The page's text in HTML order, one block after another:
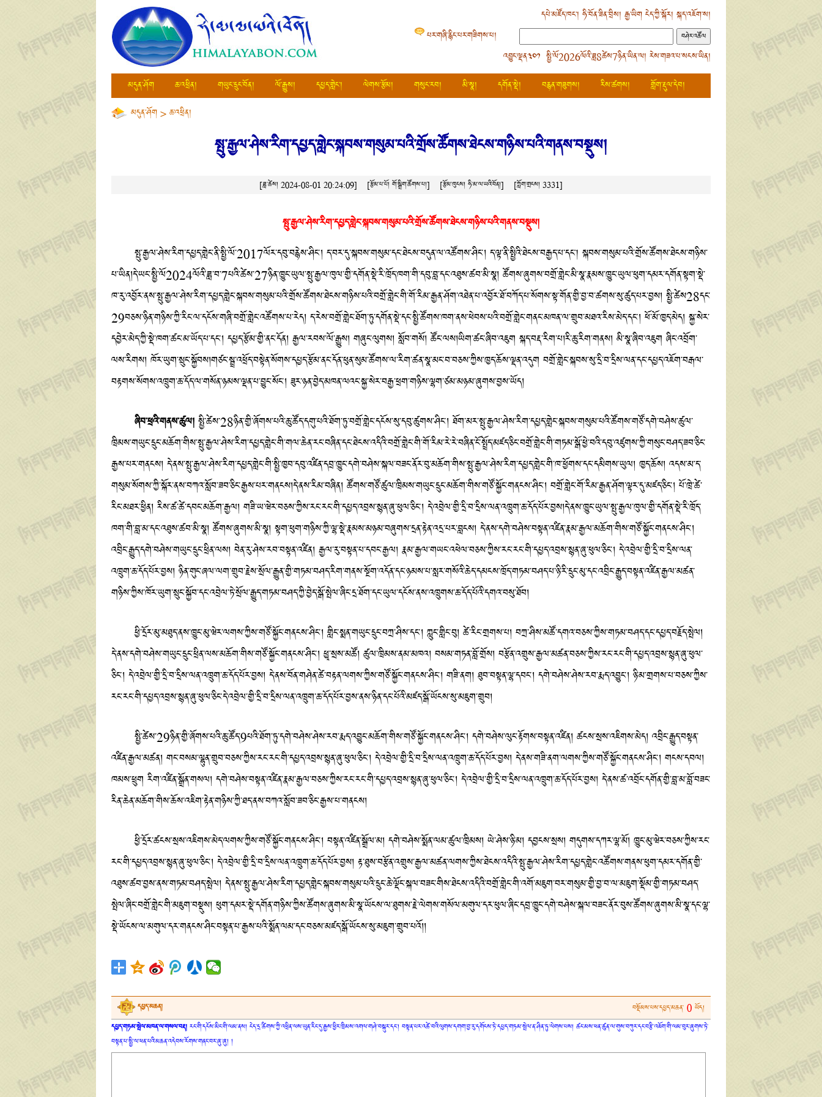
དཔེ་མཛོད་ཁང་། ཧི་བོན་ཟིན་བྲིས། རྒྱ་ཡིགངེད་ཀྱི་སྐོར། སྐད་འཇོག་ས།
པར་གཞི་རྙིང་པར་གཟིགས་པ།
འབྱུང་ལྡན༣༠༡ སྤྱི་ལོ2026ལོའི་ཟླ8ཚེས7ཉིན་ཡིན་ལ། རེས་གཟའ་པ་སངས་ཡིན།
མདུན་ཤོག
ཆ་འཕྲིན། གཡུང་དྲུང་བོན། ལོ་རྒྱུས། དཔྱད་གླེང་། ལེགས་རྩོམ། གསུང་རབ། མི་སྣ། དགོན་སྡེ། བརྙན་གཟུགས། རིས་ཚགས།
གློག་རྡུལ་དེབ།
མདུན་ཤོག>ཆ་འཕྲིན།
སྤུ་རྒྱལ་ཤེས་རིག་དཔྱད་གླེང་སྐབས་གསུམ་པའི་གྲོས་ཚོགས་ཐེངས་གཉིས་པའི་གནས་བསྡུས།
[ཟླ་ཚེས། 2024-08-01 20:24:09] [རྩོམ་པ་པོ། གོ་སྒྲིག་ཚོགས་པ།] [རྩོམ་ཁུངས། ཧི་མ་ལ་ཡའི་བོན།] [ཀློག་གྲངས། 3331]
སྤུ་རྒྱལ་ཤེས་རིག་དཔྱད་གླེང་སྐབས་གསུམ་པའི་གྲོས་ཚོགས་ཐེངས་གཉིས་པའི་གནས་བསྡུས།
སྤུ་རྒྱལ་ཤེས་རིག་དཔྱད་གླེང་ནི་སྤྱི་ལོ་2017ལོར་དབུ་བརྙེས་ཤིང་། ད་བར་དུ་སྐབས་གསུམ་དང་ཐེངས་བདུན་ལ་འཚོགས་ཤིང་། ད་ལྟ་ནི་སྤྱིའི་ཐེངས་བརྒྱད་པ་དང། སྐབས་གསུམ་པའི་གྲོས་ཚོགས་ཐེངས་གཉིས་
པ་ཡིན།དེ་ཡང་སྤྱི་ལོ2024ལོའི་ཟླ་བ་7པའི་ཚེས་27ཉིན་ཁྱུང་ཡུལ་སྤུ་རྒྱལ་ཁུལ་གྱི་དགོན་སྡེ་རི་ཁྲོད་ཁག་གི་དབུ་བླ་དང་འཐུས་ཚབ་མི་སྣ། ཚོགས་ཞུགས་བགྲོ་གླེང་མི་སྣ་རྣམས་ཁྱུང་ཡུལ་ཕུག་དམར་དགོན་སྟག་སྡེ་
ཁ་རུ་འབྱོར་ནས་སྤུ་རྒྱལ་ཤེས་རིག་དཔྱད་གླེང་སྐབས་གསུམ་པའི་གྲོས་ཚོགས་ཐེངས་གཉིས་པའི་བགྲོ་གླེང་གི་གོ་རིམ་རྒྱན་ཤོག་འཐེན་པ་འབྱོར་ཐོ་བཀོད་པ་སོགས་སྟ་གོན་གྱི་བྱ་བ་ཚགས་སུ་ཚུད་པར་བྱས། སྤྱི་ཚེས28དང་
29བཅས་ཉིན་གཉིས་ཀྱི་རིང་ལ་དངོས་གཞི་བགྲོ་གླེང་འཚོགས་པ་རེད། ད་རེས་བགྲོ་གླེང་ཐོག་ཏུ་དགོན་སྡེ་དང་སྤྱི་ཚོགས་ཁག་ནས་ཕེབས་པའི་བགྲོ་གླེང་གནང་མཁན་ལ་གྲུབ་མཐའ་རིས་མེད་དང་། ཕོ་མོ་ཁྱད་མེད། སྐྱ་སེར་
དབྱེར་མེད་ཀྱི་སྡེ་ཁག་ཚང་མ་ཡོད་པ་དང་། དཔྱད་རྩོམ་གྱི་ནང་དོན། རྒྱལ་རབས་ལོ་རྒྱུས། གཞུང་ལུགས། སློབ་གསོ། ཚོང་ལས།ཡིག་ཚང་ཞིབ་འཇུག སྐད་བརྡ་རིག་པ།རི་ཆུ་རིག་གནས། མི་སྣ་ཞིབ་འཇུག ཞིང་འབྲོག་
ལས་རིགས། ཁོར་ཡུག་སྲུང་སྐྱོབས།གཙང་སྦྲ་འཕྲོད་བསྟེན་སོགས་དཔྱད་རྩོམ་ནང་དོན་ཕུན་སུམ་ཚོགས་ལ་རིག་ཚན་སྣ་མང་བ་བཅས་ཀྱིས་ཁྱད་ཆོས་ལྡན་འདུག བགྲོ་གླེང་སྐབས་སུ་དྲི་བ་དྲིས་ལན་དང་དཔྱད་འཇོག་བརྒལ་
བརྟགས་སོགས་འཁྲུག་ཆ་དོད་ལ་གསོན་ཉམས་ལྡན་པ་བྱུང་སོང་། ཟུར་ཉན་བྱེད་མཁན་ལའང་སྐྱ་སེར་བརྒྱ་ཕྲག་གཉིས་ལྷག་ཙམ་མཉམ་ཞུགས་བྱས་ཡོད།
ཞིབ་ཕྲའི་གནས་ཚུལ།སྤྱི་ཚེས་28ཉིན་གྱི་ཞོགས་པའི་ཆུ་ཚོད་དགུ་པའི་ཐོག་ཏུ་བགྲོ་གླེང་དངོས་སུ་དབུ་ཚུགས་ཤིང་། ཐོག་མར་སྤུ་རྒྱལ་ཤེས་རིག་དཔྱད་གླེང་སྐབས་གསུམ་པའི་ཚོགས་གཙོ་དགེ་བཤེས་ཚུལ་
ཁྲིམས་གཡུང་དྲུང་མཆོག་གིས་སྤུ་རྒྱལ་ཤེས་རིག་དཔྱད་གླེང་གི་གལ་ཆེན་རང་བཞིན་དང་ཐེངས་འདིའི་བགྲོ་གླེང་གི་གོ་རིམ་རེ་རེ་བཞིན་ངོ་སྤྲོད་མཛད་ཅིང་བགྲོ་གླེང་གི་གཏམ་སྒོ་ཕྱེ་བའི་དབུ་འཛུགས་ཀྱི་གསུང་བཤད་ཟབ་ཅིང་
རྒྱས་པར་གནངས། དེ་ནས་སྤུ་རྒྱལ་ཤེས་རིག་དཔྱད་གླེང་གི་སྤྱི་ཁྱབ་དབུ་འཛིན་དབྲ་ཁྱུང་དགེ་བཤེས་སྐལ་བཟང་ནོར་བུ་མཆོག་གིས་སྤུ་རྒྱལ་ཤེས་རིག་དཔྱད་གླེང་གི་ཁ་ཕྱོགས་དང་དམིགས་ཡུལ། ཁྱད་ཆོས། འདས་མ་ད་
གསུམ་སོགས་ཀྱི་སྐོར་ནས་བཀའ་སློབ་ཟབ་ཅིང་རྒྱས་པར་གནངས།དེ་ནས་རིམ་བཞིན། ཚོགས་གཙོ་ཚུལ་ཁྲིམས་གཡུང་དྲུང་མཆོག་གིས་གཙོ་སྐྱོང་གནངས་ཤིང་། བགྲོ་གླེང་གོ་རིམ་རྒྱན་ཤོག་ལྟར་དུ་མཛད་ཅིང་། པོ་ཁྲེ་ཚེ་
རིང་མཐར་ཕྱིན། རིས་ཚ་ཚེ་དབང་མཆོག་རྒྱལ། གཟི་ཡ་ཝེར་བཅས་ཀྱིས་རང་རང་གི་དཔྱད་འབྲས་སྙན་ཞུ་ཕུལ་ཅིང་། དེ་འབྲེལ་གྱི་དྲི་བ་དྲིས་ལན་འཁྲུག་ཆ་དོད་པོར་བྱས།དེ་ནས་ཁྱུང་ཡུལ་སྤུ་རྒྱལ་ཁུལ་གྱི་དགོན་སྡེ་རི་ཁྲོད་
ཁག་གི་བླ་མ་དང་འཐུས་ཚབ་མི་སྣ། ཚོགས་ཞུགས་མི་སྣ། སྟག་ཕུག་གཉིས་ཀྱི་ལྷ་སྡེ་རྣམས་མཉམ་བཞུགས་དྲན་རྟེན་འདྲ་པར་བླངས། དེ་ནས་དགེ་བཤེས་བསྟན་འཛིན་རྣམ་རྒྱལ་མཆོག་གིས་གཙོ་སྐྱོང་གནངས་ཤིང་།
འབྲིང་རྒྱུད་དགེ་བཤེས་གཡུང་དྲུང་ཕྲིན་ལས། བེན་རུ་ཤེས་རབ་བསྟན་འཛིན། རྒྱལ་རུ་བསྟན་པ་དབང་རྒྱལ། རྣམ་རྒྱལ་གཡང་འཕེལ་བཅས་ཀྱིས་རང་རང་གི་དཔྱད་འབྲས་སྙན་ཞུ་ཕུལ་ཅིང་། དེ་འབྲེལ་གྱི་དྲི་བ་དྲིས་ལན་
འཁྲུག་ཆ་དོད་པོར་བྱས། ཉིན་གུང་ཞལ་ལག་གྲུབ་རྗེས་སྲོལ་རྒྱུན་གྱི་གཏམ་བཤད་རིག་གནས་སྔོག་འདོན་དང་ཉམས་པ་སླར་གསོའི་ཆེད་དམངས་ཁྲོད་གཏམ་བཤད་པ་ཉི་རི་དྲུང་མུ་དང་འབྲིང་རྒྱུད་བསྟན་འཛིན་རྒྱལ་མཚན་
གཉིས་ཀྱིས་ཁོར་ཡུག་སྲུང་སྐྱོབ་དང་འབྲེལ་ཏེ་སྲོལ་རྒྱུད་གཏམ་བཤད་ཀྱི་བྱེད་སྒོ་སྤེལ་ཞིང་དྲ་ཐོག་དང་ཡུལ་དངོས་ནས་འཁྲུགས་ཆ་དོད་པོའི་དགའ་བསུ་ཐོབ།
ཕྱི་དྲོར་མུ་མཐུད་ནས་ཁྱུང་མུ་ཝེར་ལགས་ཀྱིས་གཙོ་སྐྱོང་གནངས་ཤིང་། གླིང་སྨན་གཡུང་དྲུང་བཀྲ་ཤིས་དང་། ཀླུང་གླིང་བུ། ཚེ་རིང་གྲགས་པ། བཀྲ་ཤིས་མཚོ་དགའ་བཅས་ཀྱིས་གཏམ་བཤད་དང་དཔྱད་བརྗོད་སྤེལ།
དེ་ནས་དགེ་བཤེས་གཡུང་དྲུང་ཕྲིན་ལས་མཆོག་གིས་གཙོ་སྐྱོང་གནངས་ཤིང་། ཕྱྭ་སྲས་མཚོ། ཚུལ་ཁྲིམས་ནམ་མཁའ། བསམ་གཏན་བློ་གྲོས། བརྩོན་འགྲུས་རྒྱལ་མཚན་བཅས་ཀྱིས་རང་རང་གི་དཔྱད་འབྲས་སྙན་ཞུ་ཕུལ་
ཅིང་། དེ་འབྲེལ་གྱི་དྲི་བ་དྲིས་ལན་འཁྲུག་ཆ་དོད་པོར་བྱས། དེ་ནས་བོན་གཤེན་ཚེ་བརྟན་ལགས་ཀྱིས་གཙོ་སྐྱོང་གནངས་ཤིང་། གཟི་ནག། ཐུབ་བསྟན་ལྷ་དབང་། དགེ་བཤེས་ཤེས་རབ་རྨད་འབྱུང་། ཉི་མ་གྲགས་པ་བཅས་ཀྱིས་
རང་རང་གི་དཔྱད་འབྲས་སྙན་ཞུ་ཕུལ་ཅིང་དེ་འབྲེལ་གྱི་དྲི་བ་དྲིས་ལན་འཁྲུག་ཆ་དོད་པོར་བྱས་ནས་ཉིན་དང་པོའི་མཛད་སྒོ་ཡོངས་སུ་མཇུག་གྲུབ།
སྤྱི་ཚེས་29ཉིན་གྱི་ཞོགས་པའི་ཆུ་ཚོད་9པའི་ཐོག་ཏུ་དགེ་བཤེས་ཤེས་རབ་རྨད་འབྱུང་མཆོག་གིས་གཙོ་སྐྱོང་གནངས་ཤིང་། དགེ་བཤེས་ལུང་རྟོགས་བསྟན་འཛིན། ཚངས་སྲས་འཇིགས་མེད། འབྲིང་རྒྱུད་བསྟན་
འཛིན་རྒྱལ་མཚན། གང་བསམ་ལྷུན་གྲུབ་བཅས་ཀྱིས་རང་རང་གི་དཔྱད་འབྲས་སྙན་ཞུ་ཕུལ་ཅིང་། དེ་འབྲེལ་གྱི་དྲི་བ་དྲིས་ལན་འཁྲུག་ཆ་དོད་པོར་བྱས། དེ་ནས་གཟི་ནག་ལགས་ཀྱིས་གཙོ་སྐྱོང་གནངས་ཤིང་། གངས་དབལ།
ཁམས་ཕྲུག རིག་འཛིན་སྒྲོན་གསལ། དགེ་བཤེས་བསྟན་འཛིན་རྣམ་རྒྱལ་བཅས་ཀྱིས་རང་རང་གི་དཔྱད་འབྲས་སྙན་ཞུ་ཕུལ་ཅིང་། དེ་འབྲེལ་གྱི་དྲི་བ་དྲིས་ལན་འཁྲུག་ཆ་དོད་པོར་བྱས། དེ་ནས་ཚ་འབྲོང་དགོན་གྱི་བླ་མ་བློ་བཟང་
རིན་ཆེན་མཆོག་གིས་ཆོས་འཇིག་རྟེན་གཉིས་ཀྱི་ཐད་ནས་བཀའ་སློབ་ཟབ་ཅིང་རྒྱས་པ་གནངས།
ཕྱི་དྲོར་ཚངས་སྲས་འཇིགས་མེད་ལགས་ཀྱིས་གཙོ་སྐྱོང་གནངས་ཤིང་། བསྟན་འཛིན་སྒྲོལ་མ། དགེ་བཤེས་སྨོན་ལམ་ཚུལ་ཁྲིམས། ཡེ་ཤེས་ཉི་མ། དབྱངས་སྲས། གདུགས་དཀར་ལྷ་མོ། ཁྱུང་མུ་ཝེར་བཅས་ཀྱིས་རང་
རང་གི་དཔྱད་འབྲས་སྙན་ཞུ་ཕུལ་ཅིང་། དེ་འབྲེལ་གྱི་དྲི་བ་དྲིས་ལན་འཁྲུག་ཆ་དོད་པོར་བྱས། རྟ་ཐུས་བརྩོན་འགྲུས་རྒྱལ་མཚན་ལགས་ཀྱིས་ཐེངས་འདིའི་སྤུ་རྒྱལ་ཤེས་རིག་དཔྱད་གླེང་འཚོགས་གནས་ཕུག་དམར་དགོན་གྱི་
འཐུས་ཚབ་བྱས་ནས་གཏམ་བཤད་སྤེལ། དེ་ནས་སྤུ་རྒྱལ་ཤེས་རིག་དཔྱད་གླེང་སྐབས་གསུམ་པའི་དྲུང་ཆེ་ལྡོང་སྐལ་བཟང་གིས་ཐེངས་འདིའི་བགྲོ་གླེང་གི་འགོ་མཇུག་བར་གསུམ་གྱི་བྱ་བ་ལ་མཇུག་སྡོམ་གྱི་གཏམ་བཤད་
སྤེལ་ཞིང་བགྲོ་གླེང་གི་མཇུག་བསྡུས། ཕུག་དམར་སྡེ་དགོན་གཉིས་ཀྱིས་ཚོགས་ཞུགས་མི་སྣ་ཡོངས་ལ་ཐུགས་རྗེ་ལེགས་གསོལ་མགུལ་དར་ཕུལ་ཞིང་དབྲ་ཁྱུང་དགེ་བཤེས་སྐལ་བཟང་ནོར་བུས་ཚོགས་ཞུགས་མི་སྣ་དང་ལྷ་
སྡེ་ཡོངས་ལ་མགུལ་དར་གནངས་ཤིང་བསྟན་པ་རྒྱས་པའི་སྨོན་ལམ་དང་བཅས་མཛད་སྒོ་ཡོངས་སུ་མཇུག་གྲུབ་པའོ།།
བསྡོམས་པས་དཔྱད་མཆན་ 0 ཡོད།
དཔྱད་མཆན།
དཔྱད་གཏམ་སྤེལ་མཁན་ལ་གསལ་བརྡ།རང་གི་དངོས་མིང་གི་ལམ་ནས། ངེད་དྲ་ཚིགས་ཀྱི་འཕྲིན་ལས་ཡུན་རིང་དུ་རྒྱས་ཕྱིར་ཁྲིམས་འགལ་གཤེ་བསྐུར་དང་། བསྟན་པར་འཚེ་བའི་ལུགས་དགག་བྱ་རུ་དགོངས་ཏེ་དཔྱད་གཏམ་སྤེལ་ན་ཤིན་ཏུ་ལེགས་པས། ཚང་མས་ཕན་ཚུན་ལ་གུས་བཀུར་དང་བརྩི་འཇོག་གི་ལམ་བུར་ཞུགས་ཏེ་
བསྟན་པ་སྤྱི་ལ་ཕན་པའི་མཆན་འདེབས་རོགས་གནང་བར་ཞུ་ཞུ། །